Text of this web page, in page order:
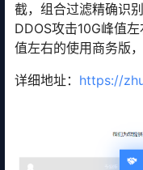
截，组合过滤精确识
DDOS攻击10G峰值
值左右的使用商务版
详细地址： https://